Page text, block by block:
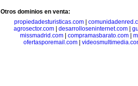
Otros dominios en venta:
propiedadesturisticas.com|
agrosector.com
desarrolloseninternet.com
missmadrid.com| compramasbarato.com|
ofertasporemail.com